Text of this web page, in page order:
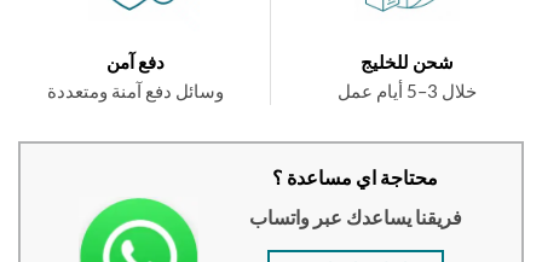
شحن للخليج
دفع آمن
وسائل دفع آمنة ومتعددة
محتاجة اي مساعدة ؟
فريقنا يساعدك عبر واتساب